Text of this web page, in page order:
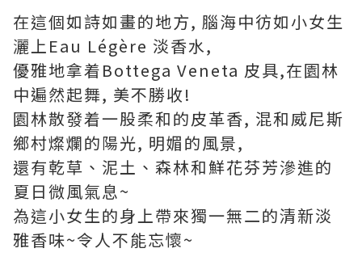
在這個如詩如畫的地方, 腦海中彷如小女生
灑上Eau Légère 淡香水,
優雅地拿着Bottega Veneta 皮具,在園林
中遍然起舞, 美不勝收!
園林散發着一股柔和的皮革香, 混和威尼斯
鄉村燦爛的陽光, 明媚的風景,
還有乾草、泥土、森林和鮮花芬芳滲進的
夏日微風氣息~
為這小女生的身上帶來獨一無二的清新淡
雅香味~令人不能忘懷~